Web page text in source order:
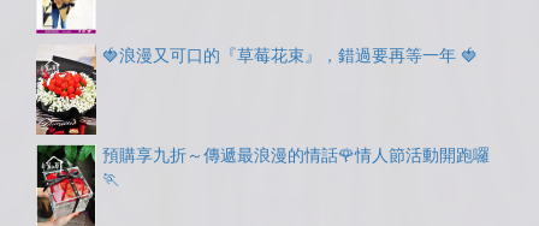
🍓浪漫又可口的『草莓花束』，錯過要再等一年 🍓
預購享九折～傳遞最浪漫的情話🌹情人節活動開跑囉
🏃